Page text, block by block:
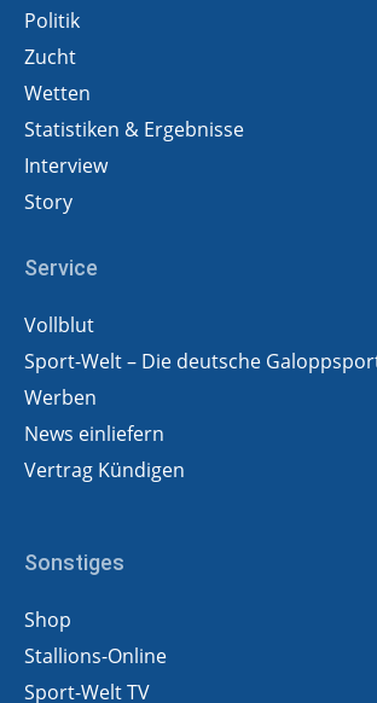
Politik
Zucht
Wetten
Statistiken & Ergebnisse
Interview
Story
Service
Vollblut
Sport-Welt – Die deutsche
Werben
News einliefern
Vertrag Kündigen
Sonstiges
Shop
Stallions-Online
Sport-Welt TV